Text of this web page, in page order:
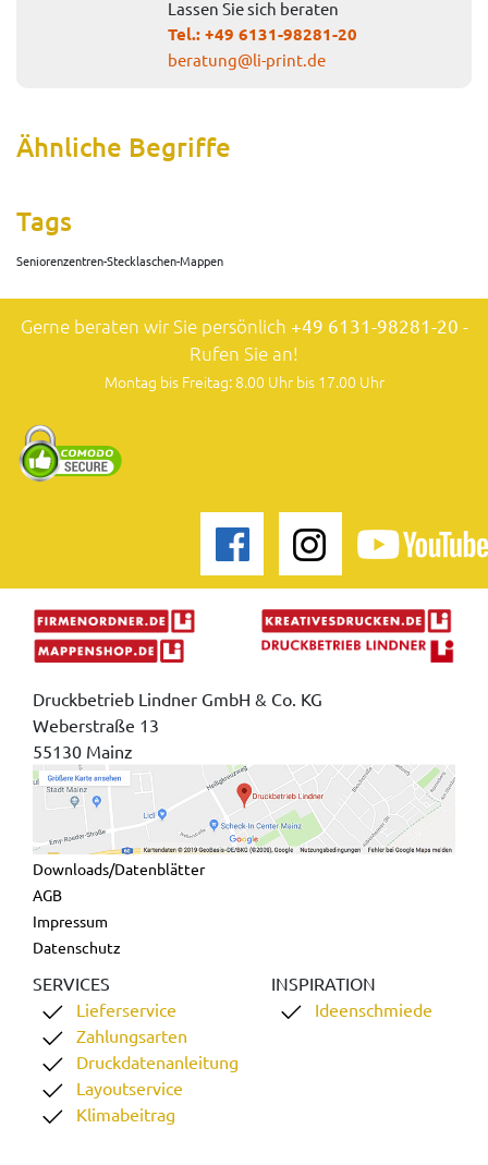
Lassen Sie sich beraten
Tel.:+49 6131-98281-20
beratung@li-print.de
Ähnliche Begriffe
Tags
Seniorenzentren-Stecklaschen-Mappen
Gerne beraten wir Sie persönlich +49 6131-98281-20 -
Rufen Sie an!
Montag bis Freitag: 8.00 Uhr bis 17.00 Uhr
Druckbetrieb Lindner GmbH & Co. KG
Weberstraße 13
55130 Mainz
Downloads/Datenblätter
AGB
Impressum
Datenschutz
SERVICES
Lieferservice
Zahlungsarten
Druckdatenanleitung
Layoutservice
Klimabeitrag
INSPIRATION
Ideenschmiede